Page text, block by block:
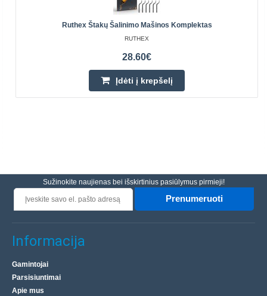
Ruthex Štakų Šalinimo Mašinos Komplektas
RUTHEX
28.60€
Įdėti į krepšelį
Sužinokite naujienas bei išskirtinius pasiūlymus pirmieji!
Prenumeruoti
Informacija
Gamintojai
Parsisiuntimai
Apie mus